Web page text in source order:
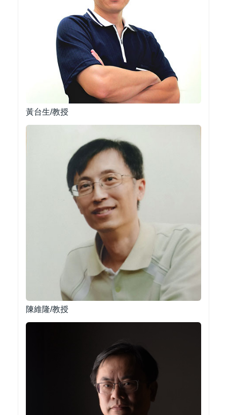
黃台生/教授
陳維隆/教授